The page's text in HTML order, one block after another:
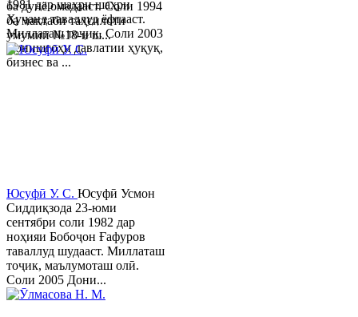
1981 дар шаҳри шаҳри
Хуҷанд таваллуд ёфтааст.
Миллаташ тоҷик. Соли 2003
Донишгоҳи давлатии ҳуқуқ,
бизнес ва ...
ба дунё омадааст. Соли 1994
ба мактаби таҳсилоти
умумии №18-и ш...
Юсуфӣ У. C. Юсуфӣ Усмон
Сиддиқзода 23-юми
сентябри соли 1982 дар
ноҳияи Бобоҷон Ғафуров
таваллуд шудааст. Миллаташ
тоҷик, маълумоташ олӣ.
Соли 2005 Дони...